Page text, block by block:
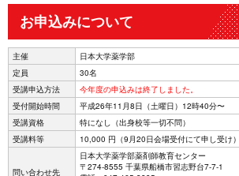
お申込みについて
主催
日本大学薬学部
定員
30名
受講申込方法
今年度の申込みは終了しました。
受付開始時間
平成26年11月8日（土曜日）12時40分〜
受講資格
特になし（出身校等一切不問）
受講料等
10,000 円（9月20日会場受付にて申し受け
問い合わせ先
日本大学薬学部薬剤師教育センター
〒274-8555 千葉県船橋市習志野台7-7-1